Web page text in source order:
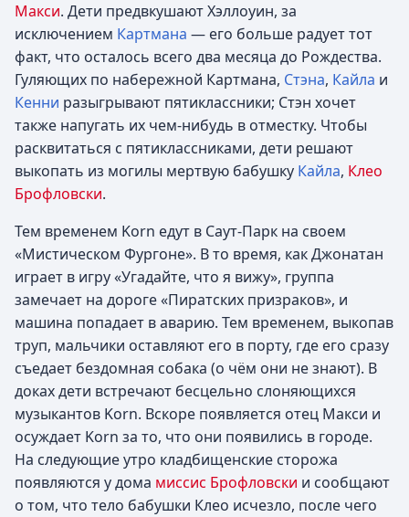
Макси. Дети предвкушают Хэллоуин, за
исключением Картмана — его больше радует тот
факт, что осталось всего два месяца до Рождества.
Гуляющих по набережной Картмана, Стэна, Кайла и
Кенни разыгрывают пятиклассники; Стэн хочет
также напугать их чем-нибудь в отместку. Чтобы
расквитаться с пятиклассниками, дети решают
выкопать из могилы мертвую бабушку Кайла, Клео
Брофловски.
Тем временем Korn едут в Саут-Парк на своем
«Мистическом Фургоне». В то время, как Джонатан
играет в игру «Угадайте, что я вижу», группа
замечает на дороге «Пиратских призраков», и
машина попадает в аварию. Тем временем, выкопав
труп, мальчики оставляют его в порту, где его сразу
съедает бездомная собака (о чём они не знают). В
доках дети встречают бесцельно слоняющихся
музыкантов Korn. Вскоре появляется отец Макси и
осуждает Korn за то, что они появились в городе.
На следующие утро кладбищенские сторожа
появляются у дома миссис Брофловски и сообщают
о том, что тело бабушки Клео исчезло, после чего